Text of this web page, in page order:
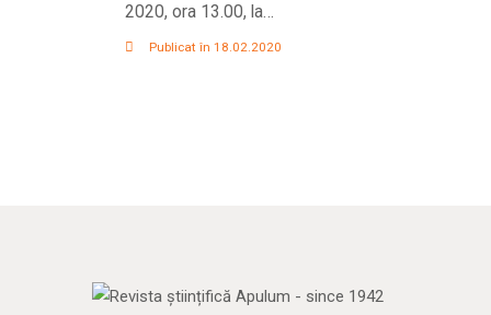
2020, ora 13.00, la…
Publicat în 18.02.2020